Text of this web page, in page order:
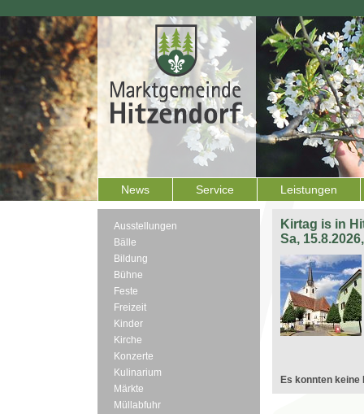
News Service Leistungen
Ausstellungen
Bälle
Bildung
Bühne
Feste
Freizeit
Kinder
Kirche
Konzerte
Kulinarium
Märkte
Müllabfuhr
Kirtag is in
Sa,
Es konnten keine